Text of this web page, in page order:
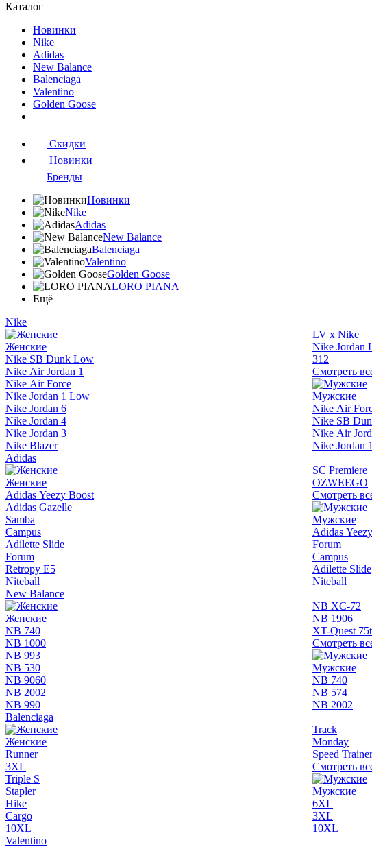
Каталог
Новинки
Nike
Adidas
New Balance
Balenciaga
Valentino
Golden Goose
Скидки
Новинки
Бренды
Новинки
Nike
Adidas
New Balance
Balenciaga
Valentino
Golden Goose
LORO PIANA
Ещё
Nike
Женские
Nike SB Dunk Low
Nike Air Jordan 1
Nike Air Force
Nike Jordan 1 Low
Nike Jordan 6
Nike Jordan 4
Nike Jordan 3
Nike Blazer
LV x Nike
Nike Jordan
312
Смотреть
Мужские
Nike Air
Nike SB
Nike Air
Nike Jordan
Adidas
Женские
Adidas Yeezy Boost
Adidas Gazelle
Samba
Campus
Adilette Slide
Forum
Retropy E5
Niteball
SC Premiere
OZWEEGO
Смотреть
Мужские
Adidas
Forum
Campus
Adilette Slide
Niteball
New Balance
Женские
NB 740
NB 1000
NB 993
NB 530
NB 9060
NB 2002
NB 990
NB XC-72
NB 1906
XT-Quest
Смотреть
Мужские
NB 740
NB 574
NB 2002
Balenciaga
Женские
Runner
3XL
Triple S
Stapler
Hike
Cargo
10XL
Track
Monday
Speed Trainer
Смотреть
Мужские
6XL
3XL
10XL
Valentino